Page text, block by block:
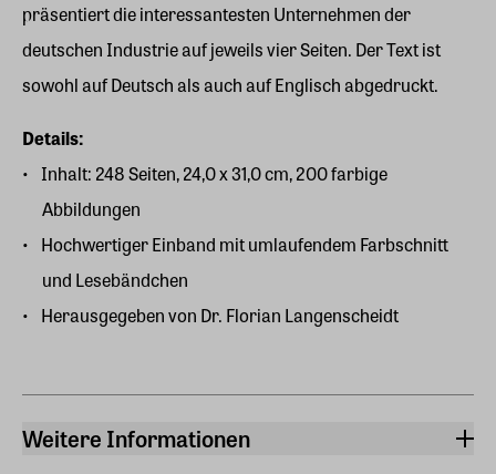
präsentiert die interessantesten Unternehmen der
deutschen Industrie auf jeweils vier Seiten. Der Text ist
sowohl auf Deutsch als auch auf Englisch abgedruckt.
Details:
Inhalt: 248 Seiten, 24,0 x 31,0 cm, 200 farbige
Abbildungen
Hochwertiger Einband mit umlaufendem Farbschnitt
und Lesebändchen
Herausgegeben von Dr. Florian Langenscheidt
Weitere Informationen